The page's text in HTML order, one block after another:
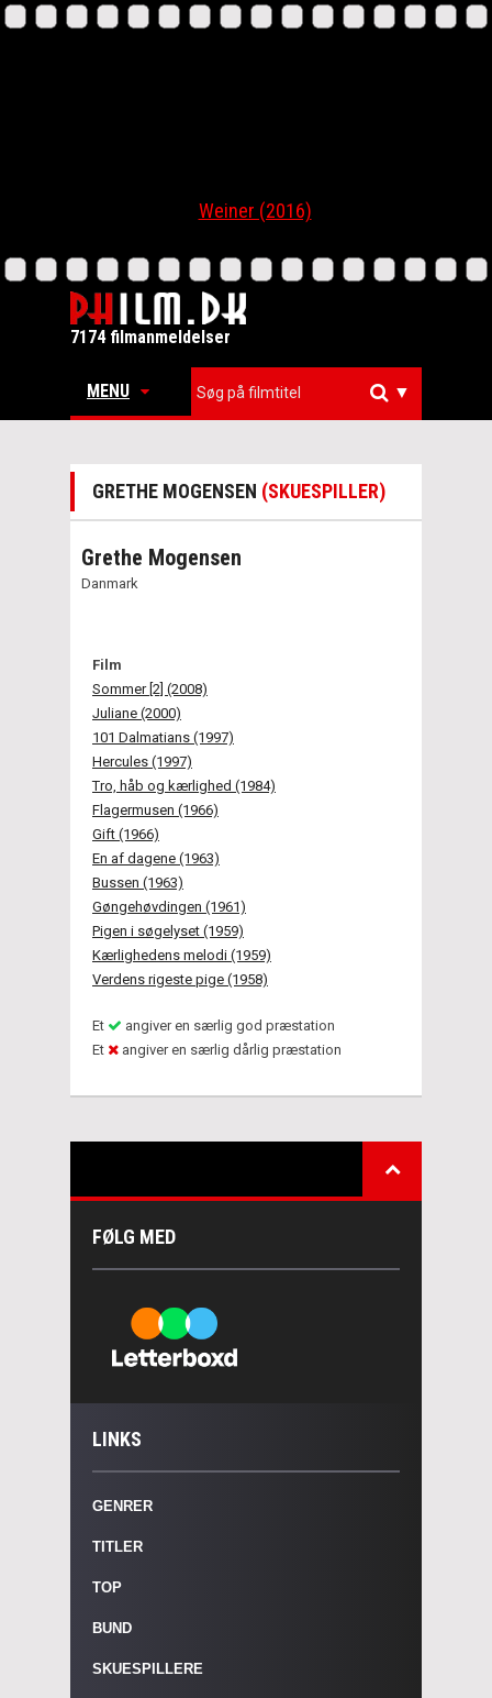
Weiner (2016)
7174 filmanmeldelser
MENU ▼
GRETHE MOGENSEN (SKUESPILLER)
Grethe Mogensen
Danmark
Film
Sommer [2] (2008)
Juliane (2000)
101 Dalmatians (1997)
Hercules (1997)
Tro, håb og kærlighed (1984)
Flagermusen (1966)
Gift (1966)
En af dagene (1963)
Bussen (1963)
Gøngehøvdingen (1961)
Pigen i søgelyset (1959)
Kærlighedens melodi (1959)
Verdens rigeste pige (1958)
Et
angiver en særlig god præstation
Et
angiver en særlig dårlig præstation
FØLG MED
LINKS
GENRER
TITLER
TOP
BUND
SKUESPILLERE